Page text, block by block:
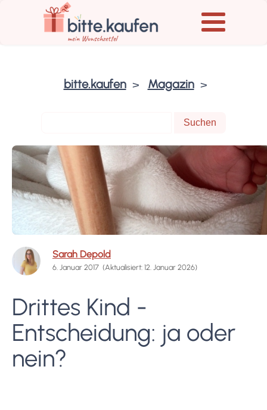
bitte.kaufen Magazin
Sarah Depold
6. Januar 2017 (Aktualisiert: 12. Januar 2026)
Drittes Kind -
Entscheidung: ja oder
nein?